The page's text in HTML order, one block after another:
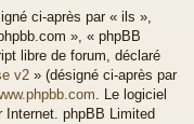
ci-après par « ils »,
», « phpBB
libre de forum, déclaré
v2 » (désigné ci-après par
. Le logiciel
phpBB Limited